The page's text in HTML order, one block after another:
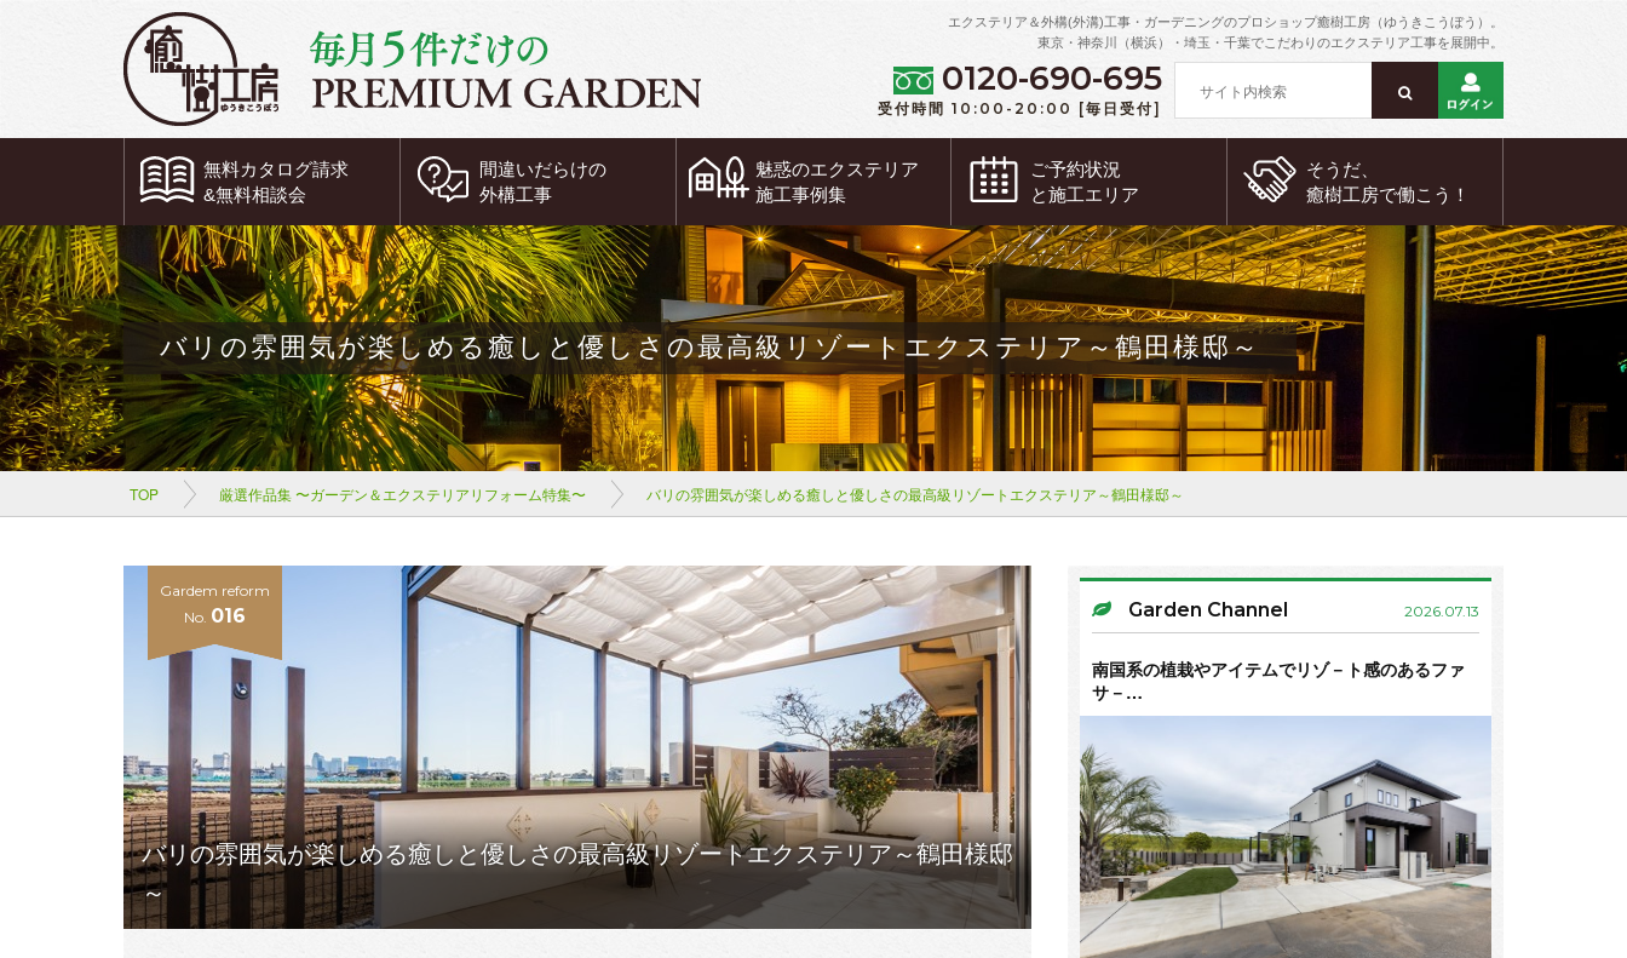
エクステリア＆外構(外溝)工事・ガーデニングのプロショップ癒樹工房（ゆうきこうぼう）。
東京・神奈川（横浜）・埼玉・千葉でこだわりのエクステリア工事を展開中。
0120-690-695
受付時間 10:00-20:00 [毎日受付]
無料カタログ請求
&無料相談会
間違いだらけの
外構工事
魅惑のエクステリア
施工事例集
ご予約状況
と施工エリア
そうだ、
癒樹工房で働こう！
バリの雰囲気が楽しめる癒しと優しさの最高級リゾートエクステリア～鶴田様邸～
TOP 厳選作品集 〜ガーデン＆エクステリアリフォーム特集〜 バリの雰囲気が楽しめる癒しと優しさの最高級リゾートエクステリア～鶴田様邸～
Gardem reform
No. 016
バリの雰囲気が楽しめる癒しと優しさの最高級リゾートエクステリア～鶴田様邸
～
Garden Channel 2026.07.13
南国系の植栽やアイテムでリゾ－ト感のあるファ
サ－…